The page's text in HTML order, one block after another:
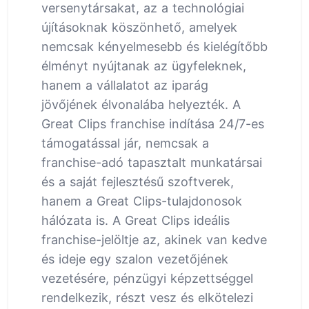
versenytársakat, az a technológiai
újításoknak köszönhető, amelyek
nemcsak kényelmesebb és kielégítőbb
élményt nyújtanak az ügyfeleknek,
hanem a vállalatot az iparág
jövőjének élvonalába helyezték. A
Great Clips franchise indítása 24/7-es
támogatással jár, nemcsak a
franchise-adó tapasztalt munkatársai
és a saját fejlesztésű szoftverek,
hanem a Great Clips-tulajdonosok
hálózata is. A Great Clips ideális
franchise-jelöltje az, akinek van kedve
és ideje egy szalon vezetőjének
vezetésére, pénzügyi képzettséggel
rendelkezik, részt vesz és elkötelezi